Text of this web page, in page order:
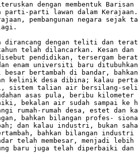
dengan membentuk
parti-parti lawan dalam Kerajaan.
pembangunan negara sejak
dirancang dengan teliti dan
telah dilancarkan. Kesan dan
pendidikan, tersergam
enam universiti baru
besar bertambah di bandar,
kelinik desa dibina; kalau
sistem talian air bersilang-
asas pula, beribu
bekalan air sudah sampai ke
rumah-rumah desa, estet dan
bahkan bilangan profes-
dan kalau industri, bukan
bahkan bilangan industri
telah membesar, menjadi
baru juga telah diperbaiki dan